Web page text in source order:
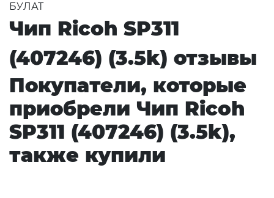
БУЛАТ
Чип Ricoh SP311
(407246) (3.5k) отзывы
Покупатели, которые
приобрели Чип Ricoh
SP311 (407246) (3.5k),
также купили